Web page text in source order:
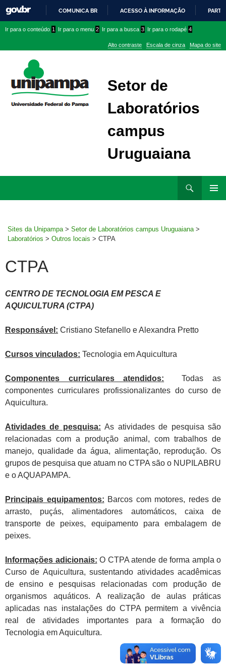
PARA
CONTEÚDO
COMUNICA BR ACESSO À INFORMAÇÃO
conteúdo
menu
superior
menu
Ir para o conteúdo 1 Ir para o menu 2 Ir para a busca 3 Ir para o rodapé 4
Alto contraste Escala de cinza Mapa do site
Setor de
Laboratórios
campus
Uruguaiana
Sites da Unipampa > Setor de Laboratórios campus Uruguaiana >
Laboratórios > Outros locais > CTPA
CTPA
CENTRO DE TECNOLOGIA EM PESCA E
AQUICULTURA (CTPA)
Responsável: Cristiano Stefanello e Alexandra Pretto
Cursos vinculados: Tecnologia em Aquicultura
Componentes curriculares atendidos: Todas as
componentes curriculares profissionalizantes do curso de
Aquicultura.
Atividades de pesquisa: As atividades de pesquisa são
relacionadas com a produção animal, com trabalhos de
manejo, qualidade da água, alimentação, reprodução. Os
grupos de pesquisa que atuam no CTPA são o NUPILABRU
e o AQUAPAMPA.
Principais equipamentos: Barcos com motores, redes de
arrasto, puçás, alimentadores automáticos, caixa de
transporte de peixes, equipamento para embalagem de
peixes.
Informações adicionais: O CTPA atende de forma ampla o
Curso de Aquicultura, sustentando atividades acadêmicas
de ensino e pesquisas relacionadas com produção de
organismos aquáticos. A realização de aulas práticas
aplicadas nas instalações do CTPA permitem a vivência
real de atividades importantes para a formação do
Tecnologia em Aquicultura.